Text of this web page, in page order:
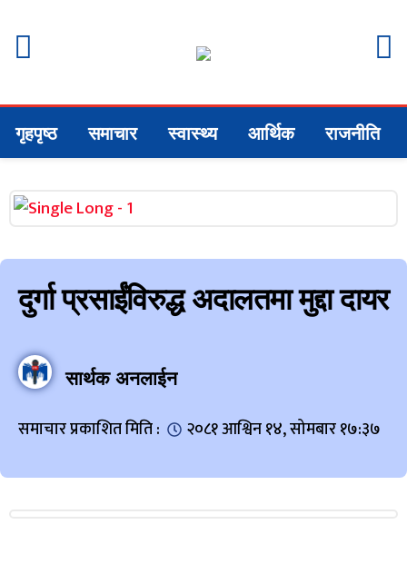
गृहपृष्ठ समाचार स्वास्थ्य आर्थिक राजनीति
दुर्गा प्रसाईंविरुद्ध अदालतमा मुद्दा दायर
सार्थक अनलाईन
समाचार प्रकाशित मिति : २०८१ आश्विन १४, सोमबार १७:३७